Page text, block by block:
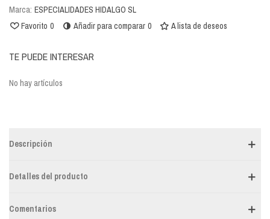
Marca: ESPECIALIDADES HIDALGO SL
Favorito 0 Añadir para comparar 0 A lista de deseos
TE PUEDE INTERESAR
No hay artículos
Descripción
Detalles del producto
Comentarios